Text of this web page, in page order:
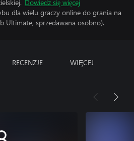
Dowiedz się więcej
dla wielu graczy online do grania na
Ultimate, sprzedawana osobno).
RECENZJE WIĘCEJ